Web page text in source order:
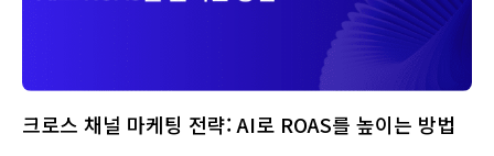
크로스 채널 마케팅 전략: AI로 ROAS를 높이는 방법